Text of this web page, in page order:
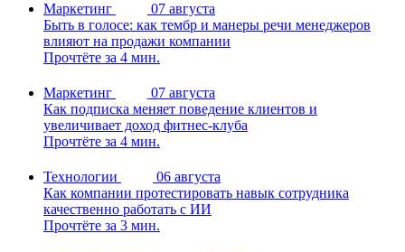
Маркетинг
07 августа
Быть в голосе: как тембр и манеры речи менеджеров
влияют на продажи компании
Прочтёте за 4 мин.
Маркетинг
07 августа
Как подписка меняет поведение клиентов и
увеличивает доход фитнес-клуба
Прочтёте за 4 мин.
Технологии
06 августа
Как компании протестировать навык сотрудника
качественно работать с ИИ
Прочтёте за 3 мин.